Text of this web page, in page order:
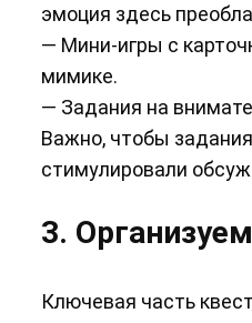
эмоция здесь
— Мини-игры с
мимике.
— Задания на
Важно, чтобы
стимулировали
3.
Ключевая часть